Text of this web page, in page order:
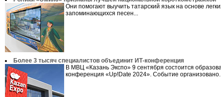
Они помогают выучить татарский язык на основе
запоминающихся песен...
Более 3 тысяч специалистов объединит ИТ-конференция
В МВЦ «Казань Экспо» 9 сентября состоится
конференция «Up!Date 2024». Событие